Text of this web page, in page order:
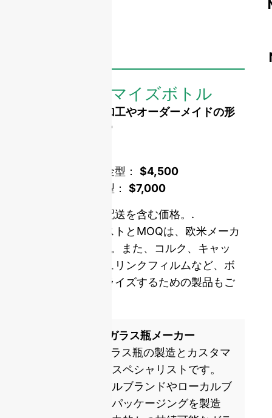
カスタマイズボトル
ロゴのエンボス加工やオーダーメイドの形
状が必要ですか？
シングルセット金型： $4,500
ダブルセット金型： $7,000
サンプルと国際配送を含む価格。.
当社の型抜きコストとMOQは、欧米メーカ
ーの平均5倍です。また、コルク、キャッ
プ、ラベル、シュリンクフィルムなど、ボ
トルをパーソナライズするための製品もご
ISO 9001 認証ガラス瓶メーカー
GlassRockはガラス瓶の製造とカスタマ
イズの世界的なスペシャリストです。
日々、グローバルブランドやローカルブ
ランドのガラスパッケージングを製造